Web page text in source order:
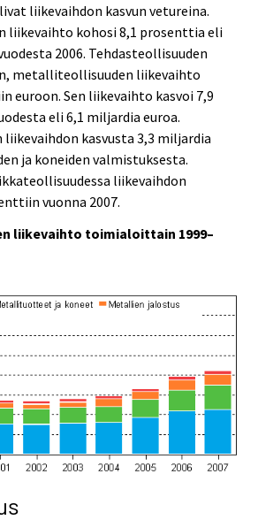
liikevaihdon kasvun vetureina.
liikevaihto kohosi 8,1 prosenttia eli
2006. Tehdasteollisuuden
metalliteollisuuden liikevaihto
euroon. Sen liikevaihto kasvoi 7,9
eli 6,1 miljardia euroa.
kasvusta 3,3 miljardia
ja koneiden valmistuksesta.
liikevaihdon
vuonna 2007.
liikevaihto toimialoittain 1999–